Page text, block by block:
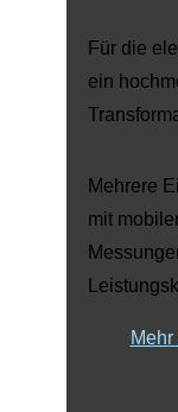
Für die
ein
Mehrere
mit